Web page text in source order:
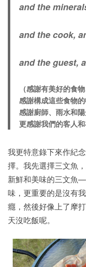
and the
and the cook,
and the guest,
（感謝有美好的食
感謝構成這些食物的
感謝廚師、雨水和陽
更感謝我們的客人和
我更特意錄下來作紀
擇。我先選擇三文魚
新鮮和美味的三文魚
味，更重要的是沒有
癮，然後好像上了摩
天沒吃飯呢。